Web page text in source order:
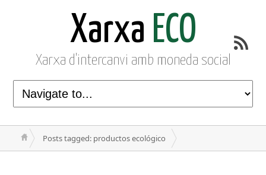
Xarxa ECO
Xarxa d'intercanvi amb moneda social
Posts tagged: productos ecológico